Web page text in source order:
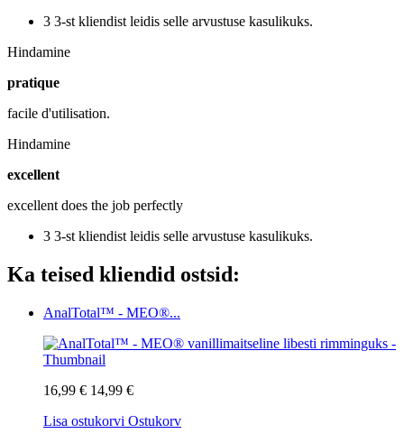
3 3-st kliendist leidis selle arvustuse kasulikuks.
Hindamine
pratique
facile d'utilisation.
Hindamine
excellent
excellent does the job perfectly
3 3-st kliendist leidis selle arvustuse kasulikuks.
Ka teised kliendid ostsid:
AnalTotal™ - MEO®...
16,99 € 14,99 €
Lisa ostukorvi Ostukorv